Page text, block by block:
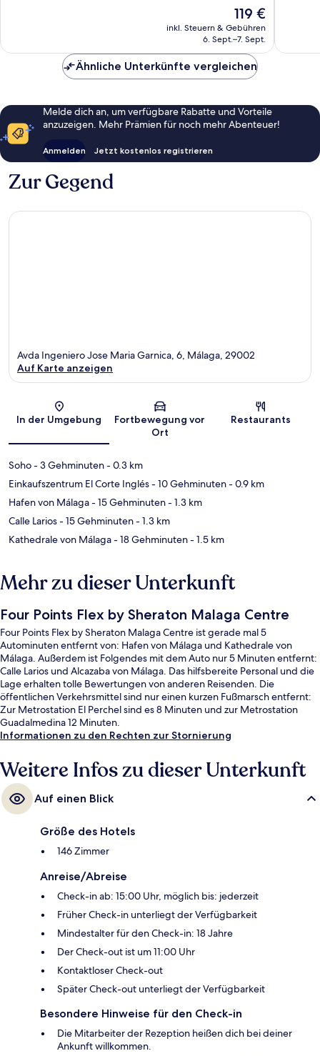
Der
Preis
beträgt
119 €
inkl. Steuern & Gebühren
6. Sept.–7. Sept.
Ähnliche Unterkünfte vergleichen
Melde dich an, um verfügbare Rabatte und Vorteile
anzuzeigen. Mehr Prämien für noch mehr Abenteuer!
Anmelden Jetzt kostenlos registrieren
Zur Gegend
Karte
Avda Ingeniero Jose Maria Garnica, 6, Málaga, 29002
Auf Karte anzeigen
In der Umgebung
Fortbewegung vor
Ort
Restaurants
Soho- 3 Gehminuten- 0.3 km
Einkaufszentrum El Corte Inglés- 10 Gehminuten- 0.9 km
Hafen von Málaga- 15 Gehminuten- 1.3 km
Calle Larios- 15 Gehminuten- 1.3 km
Kathedrale von Málaga- 18 Gehminuten- 1.5 km
Mehr zu dieser Unterkunft
Four Points Flex by Sheraton Malaga Centre
Four Points Flex by Sheraton Malaga Centre ist gerade mal 5
Autominuten entfernt von: Hafen von Málaga und Kathedrale von
Málaga. Außerdem ist Folgendes mit dem Auto nur 5 Minuten entfernt:
Calle Larios und Alcazaba von Málaga. Das hilfsbereite Personal und die
Lage erhalten tolle Bewertungen von anderen Reisenden. Die
öffentlichen Verkehrsmittel sind nur einen kurzen Fußmarsch entfernt:
Zur Metrostation El Perchel sind es 8 Minuten und zur Metrostation
Guadalmedina 12 Minuten.
Informationen zu den Rechten zur Stornierung
Weitere Infos zu dieser Unterkunft
Auf einen Blick
Größe des Hotels
146 Zimmer
Anreise/Abreise
Check-in ab: 15:00 Uhr, möglich bis: jederzeit
Früher Check-in unterliegt der Verfügbarkeit
Mindestalter für den Check-in: 18 Jahre
Der Check-out ist um 11:00 Uhr
Kontaktloser Check-out
Später Check-out unterliegt der Verfügbarkeit
Besondere Hinweise für den Check-in
Die Mitarbeiter der Rezeption heißen dich bei deiner
Ankunft willkommen.